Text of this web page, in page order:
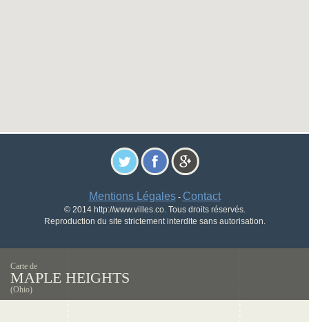
Mentions Légales- Contact
© 2014 http://www.villes.co. Tous droits réservés.
Reproduction du site strictement interdite sans autorisation.
Carte de
MAPLE HEIGHTS
(Ohio)